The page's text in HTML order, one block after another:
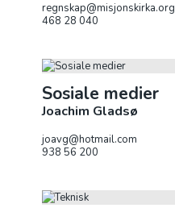
regnskap@misjonskirka.org
468 28 040
Sosiale medier
Joachim Gladsø
joavg@hotmail.com
938 56 200